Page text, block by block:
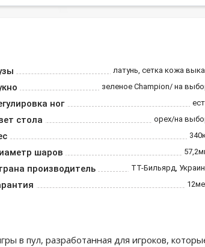
латунь, сетка кожа
зеленое Champion/ на
ног
стола орех/на
шаров
производитель ТТ-Бильярд,
в пул, разработанная для игроков,